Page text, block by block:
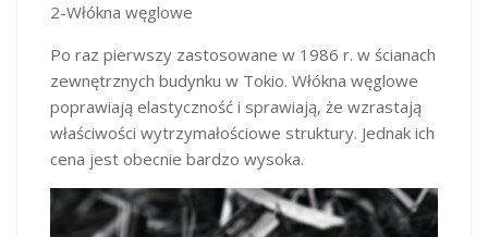
2-Włókna węglowe
Po raz pierwszy zastosowane w 1986 r. w ścianach
zewnętrznych budynku w Tokio. Włókna węglowe
poprawiają elastyczność i sprawiają, że wzrastają
właściwości wytrzymałościowe struktury. Jednak ich
cena jest obecnie bardzo wysoka.